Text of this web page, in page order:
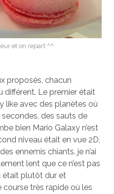
et on repart ^^
proposés, chacun
différent. Le premier était
like avec des planètes où
secondes, des sauts de
bien Mario Galaxy n’est
niveau était en vue 2D,
ennemis chiants. je n’ai
lent que ce n’est pas
était plutôt dur et
très rapide où les